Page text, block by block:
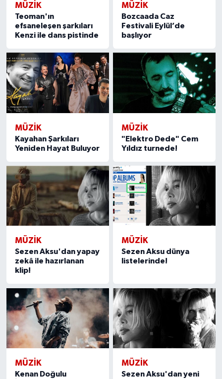
MÜZİK
Teoman'ın
efsaneleşen şarkıları
Kenzi ile dans pistinde
MÜZİK
Bozcaada Caz
Festivali Eylül’de
başlıyor
MÜZİK
Kayahan Şarkıları
Yeniden Hayat Buluyor
MÜZİK
"Elektro Dede" Cem
Yıldız turnede!
MÜZİK
Sezen Aksu'dan yapay
zekâ ile hazırlanan
klip!
MÜZİK
Sezen Aksu dünya
listelerinde!
MÜZİK
Kenan Doğulu
MÜZİK
Sezen Aksu'dan yeni